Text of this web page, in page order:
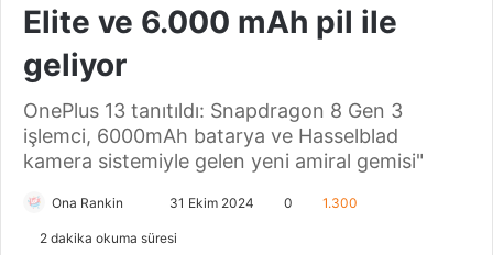
Elite ve 6.000 mAh pil ile
geliyor
OnePlus 13 tanıtıldı: Snapdragon 8 Gen 3
işlemci, 6000mAh batarya ve Hasselblad
kamera sistemiyle gelen yeni amiral gemisi"
Ona Rankin 31 Ekim 2024 0 1.300
2 dakika okuma süresi